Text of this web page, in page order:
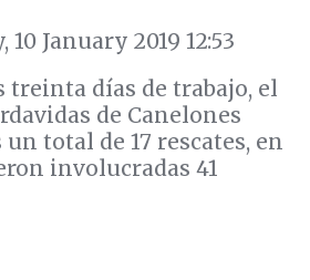
January 2019 12:53
treinta días de trabajo, el
de Canelones
total de 17 rescates, en
involucradas 41